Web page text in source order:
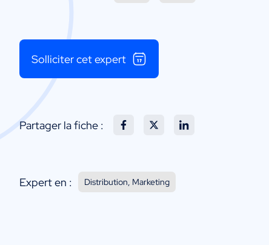
Solliciter cet expert
Partager la fiche :
Expert en : Distribution, Marketing